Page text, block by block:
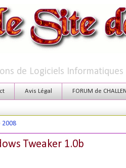
de Logiciels
Avis Légal FORUM de
2008
Tweaker 1.0b